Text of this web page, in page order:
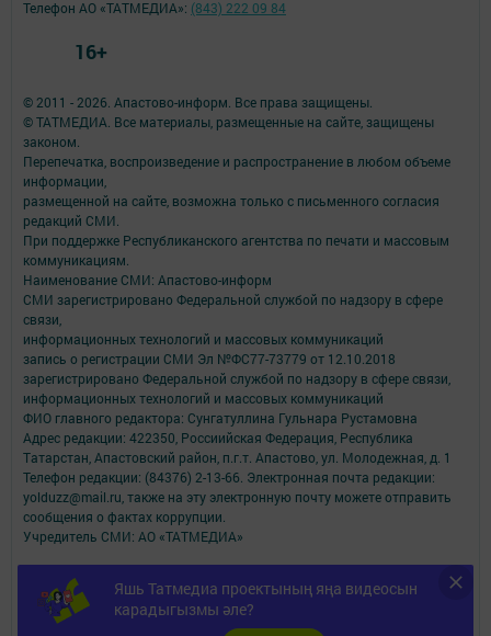
Яшь Татмедиа проектының яңа видеосын
карадыгызмы әле?
© 2011 - 2026. Апастово-информ. Все права защищены.
© ТАТМЕДИА. Все материалы, размещенные на сайте, защищены
законом.
Перепечатка, воспроизведение и распространение в любом объеме
информации,
размещенной на сайте, возможна только с письменного согласия
редакций СМИ.
При поддержке Республиканского агентства по печати и массовым
коммуникациям.
Наименование СМИ: Апастово-информ
СМИ зарегистрировано Федеральной службой по надзору в сфере
связи,
информационных технологий и массовых коммуникаций
запись о регистрации СМИ Эл №ФС77-73779 от 12.10.2018
зарегистрировано Федеральной службой по надзору в сфере связи,
информационных технологий и массовых коммуникаций
ФИО главного редактора: Сунгатуллина Гульнара Рустамовна
Адрес редакции: 422350, Россиийская Федерация, Республика
Татарстан, Апастовский район, п.г.т. Апастово, ул. Молодежная, д. 1
Телефон редакции: (84376) 2-13-66. Электронная почта редакции:
yolduzz@mail.ru, также на эту электронную почту можете отправить
сообщения о фактах коррупции.
Учредитель СМИ: АО «ТАТМЕДИА»
Антикоррупционная политика
АО «ТАТМЕДИА» использует «cookie»для персонализации сервисов и
удобства пользователей сайтом.
Телефон АО «ТАТМЕДИА»: (843) 222 09 84
16+